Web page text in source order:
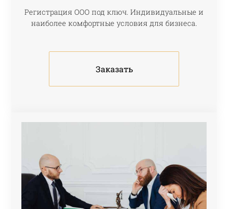
Регистрация ООО под ключ. Индивидуальные и
наиболее комфортные условия для бизнеса.
Заказать